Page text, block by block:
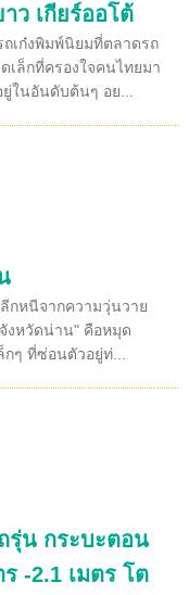
ว เกียร์ออโต้
ถเก๋งพิมพ์นิยมที่ตลาดรถ
เล็กที่ครองใจคนไทยมา
ในอันดับต้นๆ อย...
กหนีจากความวุ่นวาย
งหวัดน่าน" คือหมุด
ๆ ที่ซ่อนตัวอยู่ท่...
รุ่น กระบะตอน
-2.1 เมตร โต